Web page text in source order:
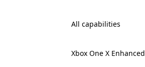
All capabilities
Xbox One X Enhanced